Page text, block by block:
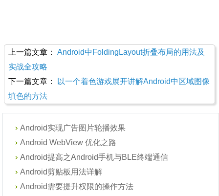
上一篇文章： Android中FoldingLayout折叠布局的用法及
实战全攻略
下一篇文章：
以一个着色游戏展开讲解Android中区域图像
填色的方法
Android实现广告图片轮播效果
Android WebView 优化之路
Android提高之Android手机与BLE终端通信
Android剪贴板用法详解
Android需要提升权限的操作方法